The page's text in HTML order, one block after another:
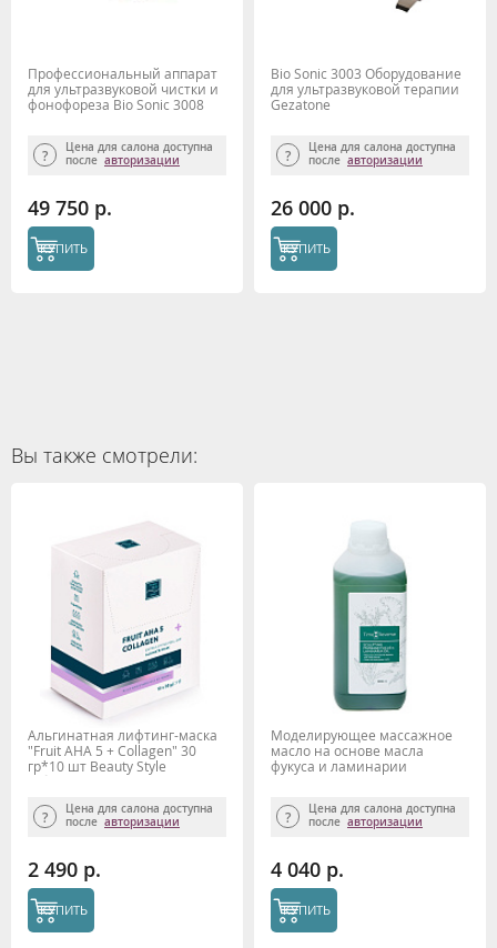
Профессиональный аппарат
для ультразвуковой чистки и
фонофореза Bio Sonic 3008
Цена для салона доступна
после авторизации
49 750 р.
КУПИТЬ
Bio Sonic 3003 Оборудование
для ультразвуковой терапии
Gezatone
Цена для салона доступна
после авторизации
26 000 р.
КУПИТЬ
Вы также смотрели:
Альгинатная лифтинг-маска
"Fruit AHA 5 + Collagen" 30
гр*10 шт Beauty Stylе
(обновление, сужение пор,
Цена для салона доступна
после авторизации
2 490 р.
КУПИТЬ
Моделирующее массажное
масло на основе масла
фукуса и ламинарии
Цена для салона доступна
после авторизации
4 040 р.
КУПИТЬ